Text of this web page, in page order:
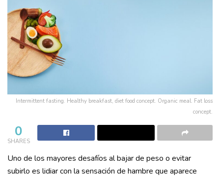
Intermittent fasting. Healthy breakfast, diet food concept. Organic meal. Fat loss
concept.
0
SHARES
Uno de los mayores desafíos al bajar de peso o evitar
subirlo es lidiar con la sensación de hambre que aparece